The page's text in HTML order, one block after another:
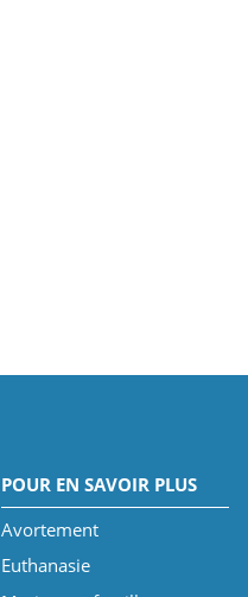
POUR EN SAVOIR PLUS
Avortement
Euthanasie